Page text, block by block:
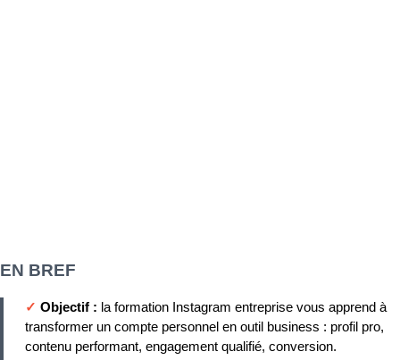
EN BREF
✓ Objectif : la formation Instagram entreprise vous apprend à
transformer un compte personnel en outil business : profil pro,
contenu performant, engagement qualifié, conversion.